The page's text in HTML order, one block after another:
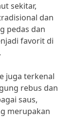
sekitar,
dan
pedas dan
favorit di
juga terkenal
rebus dan
saus,
merupakan